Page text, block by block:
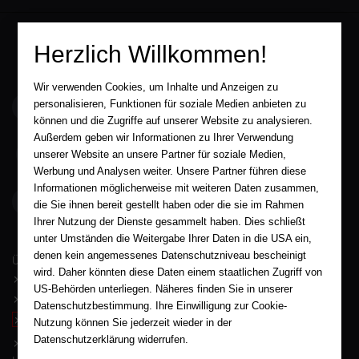
service@aha-buch.de
05563 / 9996039
AHA-BUCH GmbH
Garlebsen 48
37574 Einbeck
Wir sind gerne für Sie persönlich da.
Über AHA-BUCH
AGB
Widerruf
Datenschutz
Herzlich Willkommen!
Wir verwenden Cookies, um Inhalte und Anzeigen zu
personalisieren, Funktionen für soziale Medien anbieten zu
können und die Zugriffe auf unserer Website zu analysieren.
Außerdem geben wir Informationen zu Ihrer Verwendung
unserer Website an unsere Partner für soziale Medien,
Werbung und Analysen weiter. Unsere Partner führen diese
Informationen möglicherweise mit weiteren Daten zusammen,
die Sie ihnen bereit gestellt haben oder die sie im Rahmen
Ihrer Nutzung der Dienste gesammelt haben. Dies schließt
unter Umständen die Weitergabe Ihrer Daten in die USA ein,
denen kein angemessenes Datenschutzniveau bescheinigt
wird. Daher könnten diese Daten einem staatlichen Zugriff von
US-Behörden unterliegen. Näheres finden Sie in unserer
Datenschutzbestimmung. Ihre Einwilligung zur Cookie-
Nutzung können Sie jederzeit wieder in der
Datenschutzerklärung widerrufen.